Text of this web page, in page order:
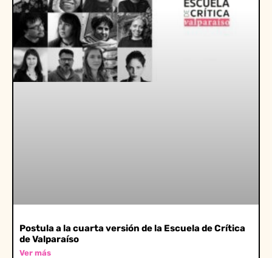
Postula a la cuarta versión de la Escuela de Crítica
de Valparaíso
Ver más